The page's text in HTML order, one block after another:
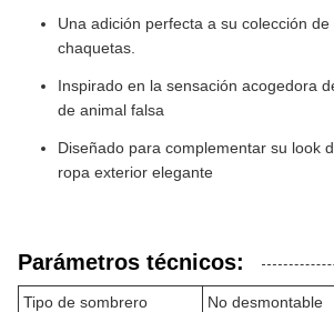
Una adición perfecta a su colección
chaquetas.
Inspirado en la sensación acogedora
de animal falsa
Diseñado para complementar su look
ropa exterior elegante
Parámetros técnicos:
Tipo de sombrero
No desmontable